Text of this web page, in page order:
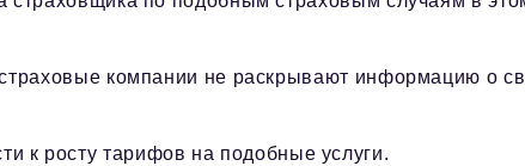
компании не раскрывают информацию о
к росту тарифов на подобные услуги.